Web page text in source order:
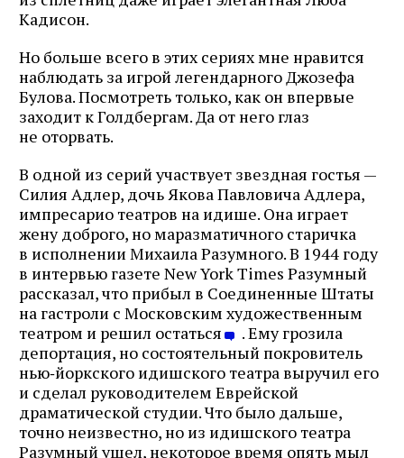
Кадисон.
Но больше всего в этих сериях мне нравится
наблюдать за игрой легендарного Джозефа
Булова. Посмотреть только, как он впервые
заходит к Голдбергам. Да от него глаз
не оторвать.
В одной из серий участвует звездная гостья —
Силия Адлер, дочь Якова Павловича Адлера,
импресарио театров на идише. Она играет
жену доброго, но маразматичного старичка
в исполнении Михаила Разумного. В 1944 году
в интервью газете New York Times Разумный
рассказал, что прибыл в Соединенные Штаты
на гастроли с Московским художественным
театром и решил остаться
. Ему грозила
депортация, но состоятельный покровитель
нью‑йоркского идишского театра выручил его
и сделал руководителем Еврейской
драматической студии. Что было дальше,
точно неизвестно, но из идишского театра
Разумный ушел, некоторое время опять мыл